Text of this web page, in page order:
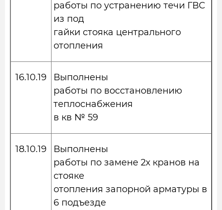
работы по устранению течи ГВС
из под
гайки стояка центрального
отопления
16.10.19
Выполнены
работы по восстановлению
теплоснабжения
в кв № 59
18.10.19
Выполнены
работы по замене 2х кранов на
стояке
отопления запорной арматуры в
6 подъезде